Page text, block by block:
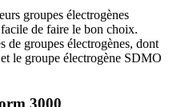
groupes électrogènes
de faire le bon choix.
de groupes électrogènes, dont
le groupe électrogène SDMO
3000